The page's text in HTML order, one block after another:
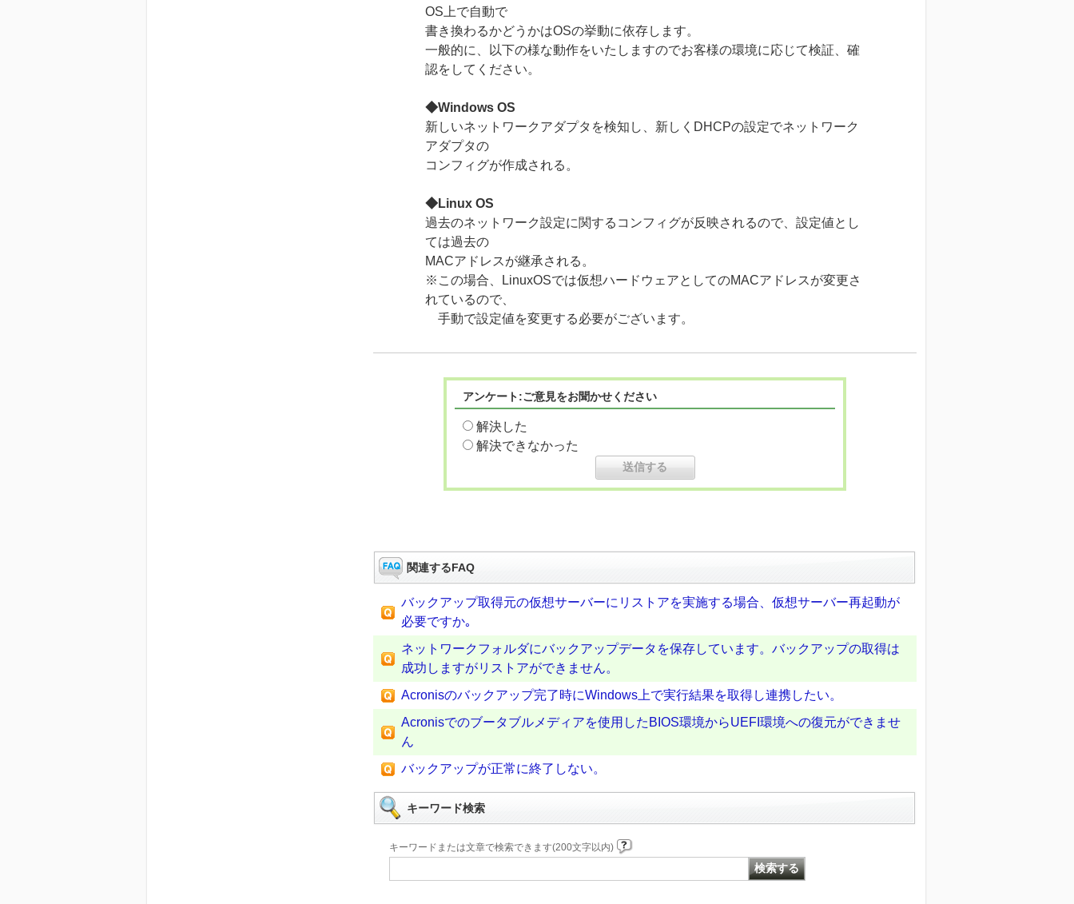
OS上で自動で
書き換わるかどうかはOSの挙動に依存します。
一般的に、以下の様な動作をいたしますのでお客様の環境に応じて検証、確
認をしてください。
◆Windows OS
新しいネットワークアダプタを検知し、新しくDHCPの設定でネットワーク
アダプタの
コンフィグが作成される。
◆Linux OS
過去のネットワーク設定に関するコンフィグが反映されるので、設定値とし
ては過去の
MACアドレスが継承される。
※この場合、LinuxOSでは仮想ハードウェアとしてのMACアドレスが変更さ
れているので、
手動で設定値を変更する必要がございます。
アンケート:ご意見をお聞かせください
解決した
解決できなかった
関連するFAQ
バックアップ取得元の仮想サーバーにリストアを実施する場合、仮想サーバー再起動が
必要ですか｡
ネットワークフォルダにバックアップデータを保存しています。バックアップの取得は
成功しますがリストアができません。
Acronisのバックアップ完了時にWindows上で実行結果を取得し連携したい。
Acronisでのブータブルメディアを使用したBIOS環境からUEFI環境への復元ができませ
ん
バックアップが正常に終了しない。
キーワード検索
キーワードまたは文章で検索できます(200文字以内)